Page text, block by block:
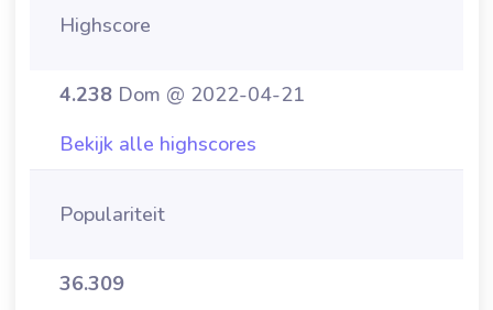
Highscore
4.238 Dom @ 2022-04-21
Bekijk alle highscores
Populariteit
36.309